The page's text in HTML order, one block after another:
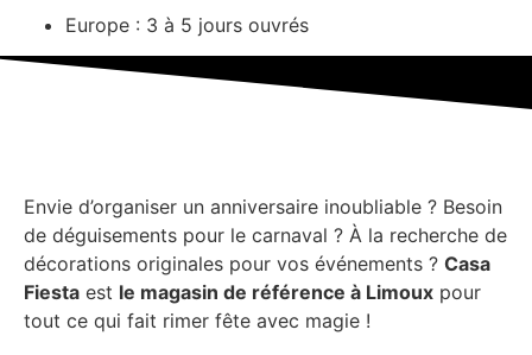
Europe : 3 à 5 jours ouvrés
Envie d’organiser un anniversaire inoubliable ? Besoin
de déguisements pour le carnaval ? À la recherche de
décorations originales pour vos événements ? Casa
Fiesta est le magasin de référence à Limoux pour
tout ce qui fait rimer fête avec magie !